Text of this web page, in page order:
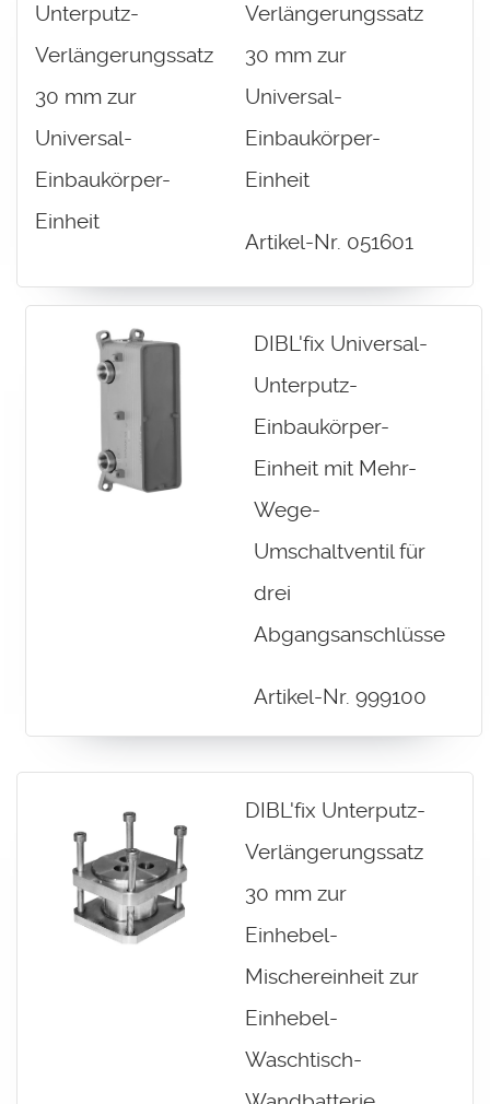
Verlängerungssatz
30 mm zur
Universal-
Einbaukörper-
Einheit
Artikel-Nr. 051601
DIBL'fix Universal-
Unterputz-
Einbaukörper-
Einheit mit Mehr-
Wege-
Umschaltventil für
drei
Abgangsanschlüsse
Artikel-Nr. 999100
DIBL'fix Unterputz-
Verlängerungssatz
30 mm zur
Einhebel-
Mischereinheit zur
Einhebel-
Waschtisch-